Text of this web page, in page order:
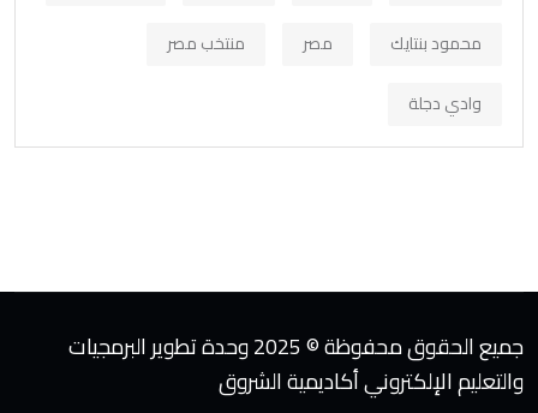
محمود بنتايك
مصر
منتخب مصر
وادي دجلة
جميع الحقوق محفوظة © 2025 وحدة تطوير البرمجيات
والتعليم الإلكتروني أكاديمية الشروق